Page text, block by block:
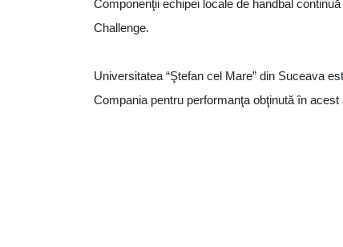
Componenţii echipei locale de handbal
Challenge.
Universitatea “Ştefan cel Mare” din Suceava
Compania pentru performanţa obţinută în acest